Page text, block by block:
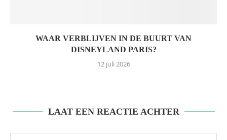
WAAR VERBLIJVEN IN DE BUURT VAN
DISNEYLAND PARIS?
12 juli 2026
LAAT EEN REACTIE ACHTER